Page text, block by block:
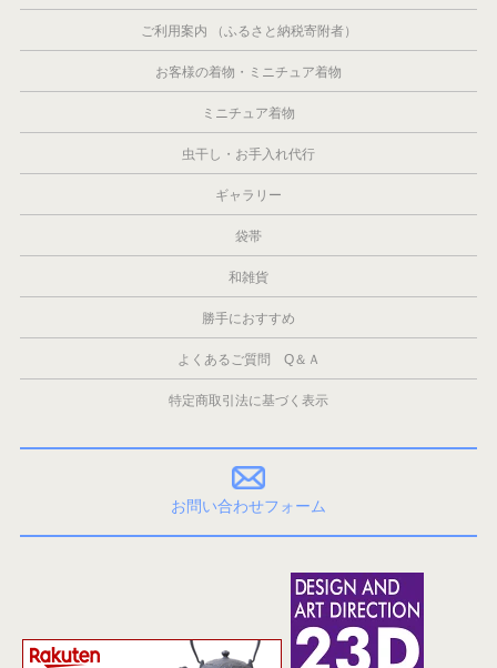
ご利用案内 （ふるさと納税寄附者）
お客様の着物・ミニチュア着物
ミニチュア着物
虫干し・お手入れ代行
ギャラリー
袋帯
和雑貨
勝手におすすめ
よくあるご質問 Q＆Ａ
特定商取引法に基づく表示
お問い合わせフォーム